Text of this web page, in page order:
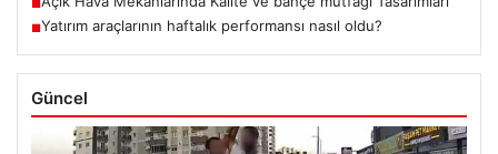
■
■Yatırım araçlarının haftalık performansı nasıl oldu?
Güncel